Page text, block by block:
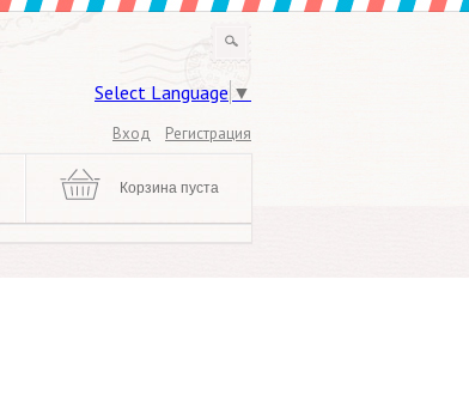
Select Language ▼
Вход Регистрация
Корзина пуста